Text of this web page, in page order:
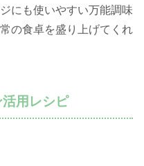
にも使いやすい万能調味
の食卓を盛り上げてくれ
用レシピ